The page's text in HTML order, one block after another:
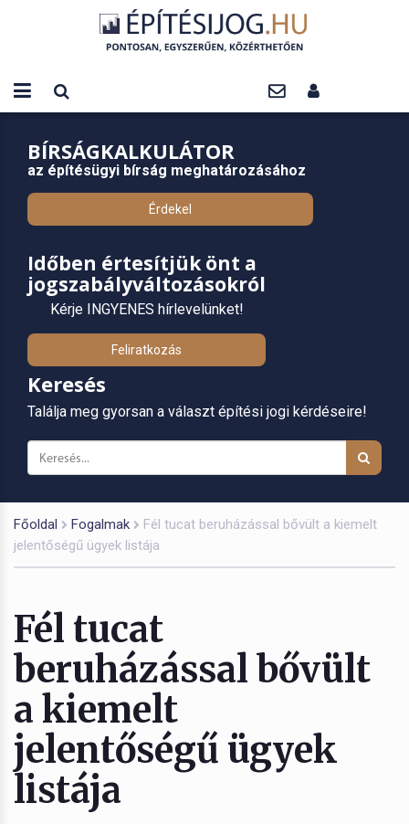
BÍRSÁGKALKULÁTOR
az építésügyi bírság meghatározásához
Érdekel
Időben értesítjük önt a
jogszabályváltozásokról
Kérje INGYENES hírlevelünket!
Feliratkozás
Keresés
Találja meg gyorsan a választ építési jogi kérdéseire!
Főoldal Fogalmak
Fél tucat beruházással bővült a kiemelt
jelentőségű ügyek listája
Fél tucat
beruházással bővült
a kiemelt
jelentőségű ügyek
listája